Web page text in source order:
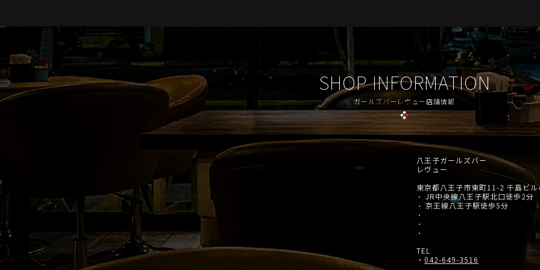
SHOP INFORMATION
ガールズバーレヴュー店舗情報
八王子ガールズバー
レヴュー
東京都八王子市東町11-2 千島ビル
・ JR中央線八王子駅北口徒歩2分
・ 京王線八王子駅徒歩5分
・
・
・
TEL
・ 042-649-3516